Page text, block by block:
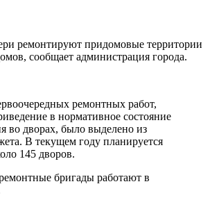
ремонтируют придомовые территории
сообщает администрация города.
ремонтных работ,
в нормативное состояние
во дворах, было выделено из
В текущем году планируется
145 дворов.
бригады работают в